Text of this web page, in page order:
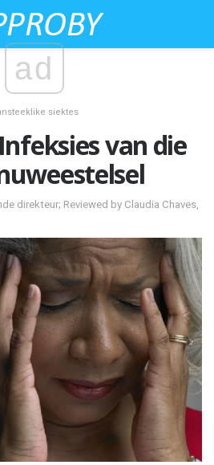
ad
siektes
van die
direkteur; Reviewed by Claudia Chaves,